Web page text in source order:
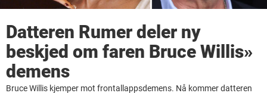
Datteren Rumer deler ny
beskjed om faren Bruce Willis»
demens
Bruce Willis kjemper mot frontallappsdemens. Nå kommer datteren